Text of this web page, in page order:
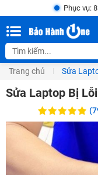
Phục vụ:
Trang chủ Sửa
Sửa Laptop Bị